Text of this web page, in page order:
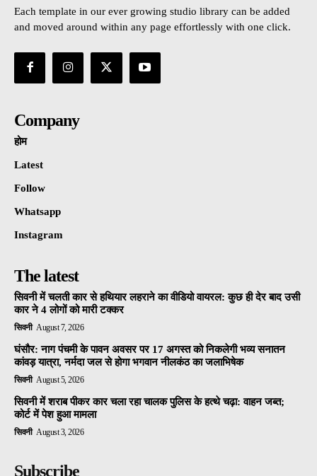
Each template in our ever growing studio library can be added
and moved around within any page effortlessly with one click.
Company
होम
Latest
Follow
Whatsapp
Instagram
The latest
सिवनी में चलती कार से हथियार लहराने का वीडियो वायरल: कुछ ही देर बाद उसी
कार ने 4 लोगों को मारी टक्कर
सिवनी August 7, 2026
घंसौर: नाग पंचमी के पावन अवसर पर 17 अगस्त को निकलेगी भव्य सनातन
कांवड़ यात्रा, नर्मदा जल से होगा भगवान नीलकंठ का जलाभिषेक
सिवनी August 5, 2026
सिवनी में शराब पीकर कार चला रहा चालक पुलिस के हत्थे चढ़ा: वाहन जब्त;
कोर्ट में पेश हुआ मामला
सिवनी August 3, 2026
Subscribe